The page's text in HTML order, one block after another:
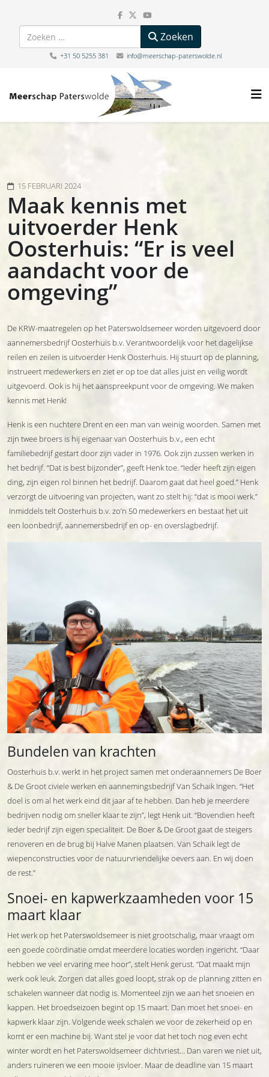
Zoeken Zoeken
+31 50 5255 381 info@meerschap-paterswolde.nl
15 FEBRUARI 2024
Maak kennis met
uitvoerder Henk
Oosterhuis: “Er is veel
aandacht voor de
omgeving”
De KRW-maatregelen op het Paterswoldsemeer worden uitgevoerd door
aannemersbedrijf Oosterhuis b.v. Verantwoordelijk voor het dagelijkse
reilen en zeilen is uitvoerder Henk Oosterhuis. Hij stuurt op de planning,
instrueert medewerkers en ziet er op toe dat alles juist en veilig wordt
uitgevoerd. Ook is hij het aanspreekpunt voor de omgeving. We maken
kennis met Henk!
Henk is een nuchtere Drent en een man van weinig woorden. Samen met
zijn twee broers is hij eigenaar van Oosterhuis b.v., een echt
familiebedrijf gestart door zijn vader in 1976. Ook zijn zussen werken in
het bedrijf. “Dat is best bijzonder”, geeft Henk toe. “Ieder heeft zijn eigen
ding, zijn eigen rol binnen het bedrijf. Daarom gaat dat heel goed.” Henk
verzorgt de uitvoering van projecten, want zo stelt hij: “dat is mooi werk.”
Inmiddels telt Oosterhuis b.v. zo’n 50 medewerkers en bestaat het uit
een loonbedrijf, aannemersbedrijf en op- en overslagbedrijf.
Bundelen van krachten
Oosterhuis b.v. werkt in het project samen met onderaannemers De Boer
& De Groot civiele werken en aannemingsbedrijf Van Schaik Ingen. “Het
doel is om al het werk eind dit jaar af te hebben. Dan heb je meerdere
bedrijven nodig om sneller klaar te zijn”, legt Henk uit. “Bovendien heeft
ieder bedrijf zijn eigen specialiteit. De Boer & De Groot gaat de steigers
renoveren en de brug bij Halve Manen plaatsen. Van Schaik legt de
wiepenconstructies voor de natuurvriendelijke oevers aan. En wij doen
de rest.”
Snoei- en kapwerkzaamheden voor 15
maart klaar
Het werk op het Paterswoldsemeer is niet grootschalig, maar vraagt om
een goede coördinatie omdat meerdere locaties worden ingericht. “Daar
hebben we veel ervaring mee hoor”, stelt Henk gerust. “Dat maakt mijn
werk ook leuk. Zorgen dat alles goed loopt, strak op de planning zitten en
schakelen wanneer dat nodig is. Momenteel zijn we aan het snoeien en
kappen. Het broedseizoen begint op 15 maart. Dan moet het snoei- en
kapwerk klaar zijn. Volgende week schalen we voor de zekerheid op en
komt er een machine bij. Want stel je voor dat het toch nog even echt
winter wordt en het Paterswoldsemeer dichtvriest… Dan varen we niet uit,
anders ruïneren we een mooie ijsvloer. Maar de deadline van 15 maart